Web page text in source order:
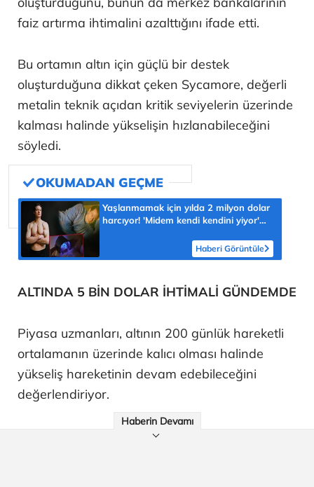
faiz artırma ihtimalini azalttığını ifade etti.
Bu ortamın altın için güçlü bir destek
oluşturduğuna dikkat çeken Sycamore, değerli
metalin teknik açıdan kritik seviyelerin üzerinde
kalması halinde yükselişin hızlanabileceğini
söyledi.
Yaşlanmamak için yılda 2 milyon dolar
harcıyor! 'Midem kendi kendini yiyor'
Haberi Görüntüle
ALTINDA 5 BİN DOLAR İHTİMALİ GÜNDEMDE
Piyasa uzmanları, altının 200 günlük hareketli
ortalamanın üzerinde kalıcı olması halinde
yükseliş hareketinin devam edebileceğini
değerlendiriyor.
Haberin Devamı